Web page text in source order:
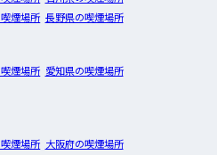
煙場所 長野県の喫煙場所
煙場所 愛知県の喫煙場所
煙場所 大阪府の喫煙場所